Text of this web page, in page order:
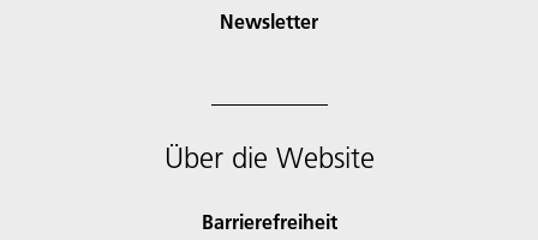
Newsletter
Über die Website
Barrierefreiheit